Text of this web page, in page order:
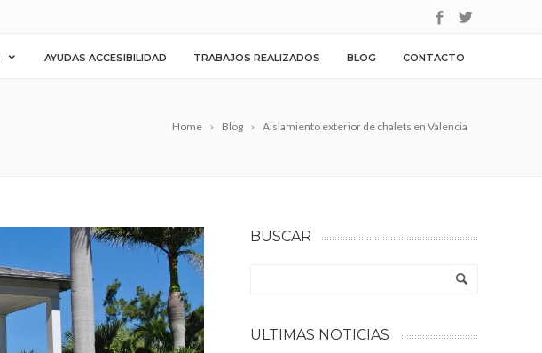
AYUDAS ACCESIBILIDAD TRABAJOS REALIZADOS BLOG CONTACTO
Home Blog Aislamiento exterior de chalets en Valencia
BUSCAR
ULTIMAS NOTICIAS